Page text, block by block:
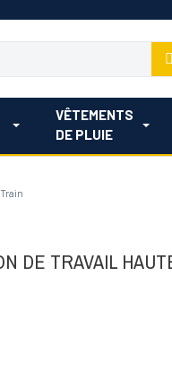
VÊTEMENTS
DE PLUIE
DE TRAVAIL